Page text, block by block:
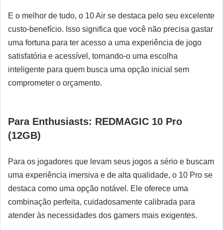
E o melhor de tudo, o 10 Air se destaca pelo seu excelente
custo-benefício. Isso significa que você não precisa gastar
uma fortuna para ter acesso a uma experiência de jogo
satisfatória e acessível, tornando-o uma escolha
inteligente para quem busca uma opção inicial sem
comprometer o orçamento.
Para Enthusiasts: REDMAGIC 10 Pro
(12GB)
Para os jogadores que levam seus jogos a sério e buscam
uma experiência imersiva e de alta qualidade, o 10 Pro se
destaca como uma opção notável. Ele oferece uma
combinação perfeita, cuidadosamente calibrada para
atender às necessidades dos gamers mais exigentes.